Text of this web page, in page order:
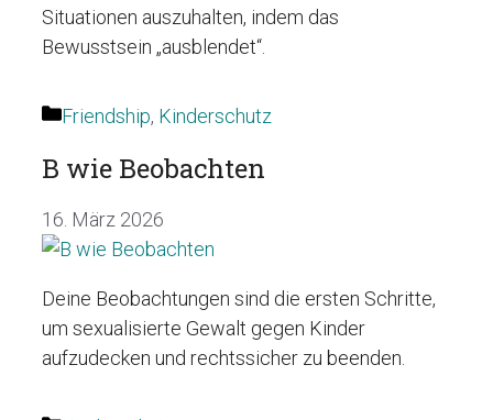
Situationen auszuhalten, indem das
Bewusstsein „ausblendet“.
Kategorien
Friendship, Kinderschutz
B wie Beobachten
16. März 2026
Deine Beobachtungen sind die ersten Schritte,
um sexualisierte Gewalt gegen Kinder
aufzudecken und rechtssicher zu beenden.